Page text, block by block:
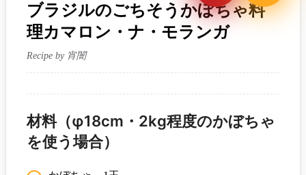
ブラジルのごちそうかぼちゃ料
理カマロン・ナ・モランガ
Recipe by 宵闇
材料（φ18cm・2kg程度のかぼちゃ
を使う場合）